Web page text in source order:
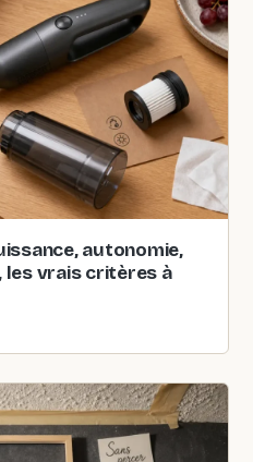
autonomie,
les vrais critères à